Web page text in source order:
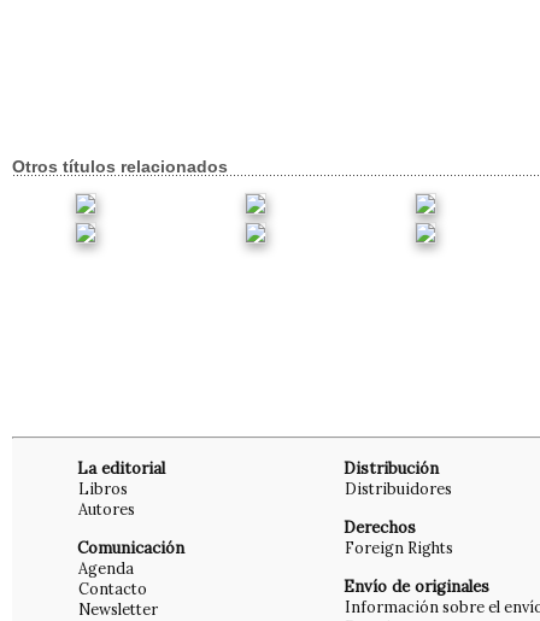
Otros títulos relacionados
La editorial
Libros
Autores
Comunicación
Agenda
Contacto
Newsletter
Distribución
Distribuidores
Derechos
Foreign Rights
Envío de originales
Información sobre el